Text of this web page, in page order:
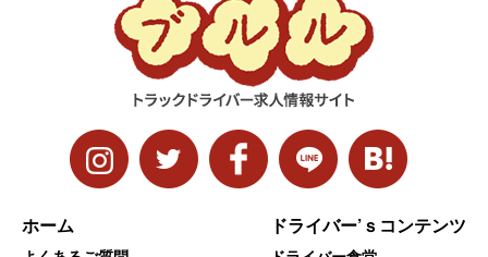
ホーム ドライバー’ｓコンテンツ